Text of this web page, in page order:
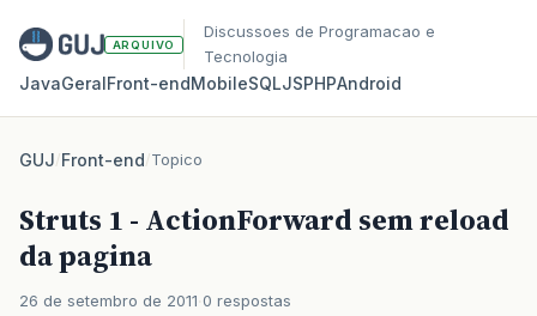
ARQUIVO
Discussoes de Programacao e
Tecnologia
JavaGeralFront‑endMobileSQLJSPHPAndroid
GUJ/Front-end/Topico
Struts 1 - ActionForward sem reload
da pagina
26 de setembro de 2011 0 respostas